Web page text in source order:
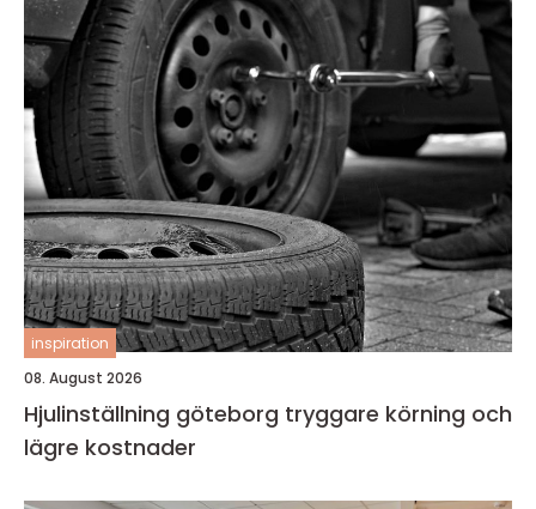
inspiration
08. August 2026
Hjulinställning göteborg tryggare körning och
lägre kostnader